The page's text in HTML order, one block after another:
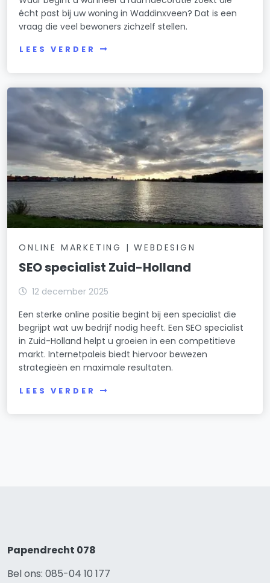
écht past bij uw woning in Waddinxveen? Dat is een
vraag die veel bewoners zichzelf stellen.
LEES VERDER
ONLINE MARKETING | WEBDESIGN
SEO specialist Zuid-Holland
12 december 2025
Een sterke online positie begint bij een specialist die
begrijpt wat uw bedrijf nodig heeft. Een SEO specialist
in Zuid-Holland helpt u groeien in een competitieve
markt. Internetpaleis biedt hiervoor bewezen
strategieën en maximale resultaten.
LEES VERDER
Papendrecht 078
Bel ons: 085-04 10 177